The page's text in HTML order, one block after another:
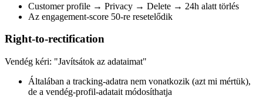
Customer profile → Privacy → Delete → 24h alatt törlés
Az engagement-score 50-re resetelődik
Right-to-rectification
Vendég kéri: "Javítsátok az adataimat"
Általában a tracking-adatra nem vonatkozik (azt mi mértük),
de a vendég-profil-adatait módosíthatja